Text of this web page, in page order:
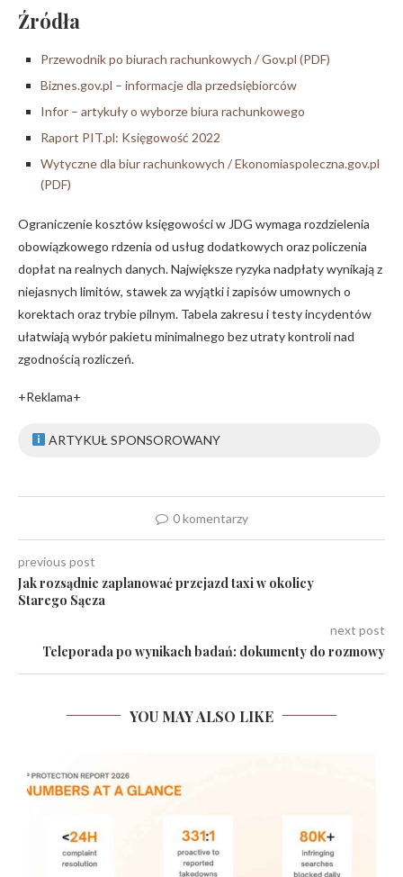
Źródła
Przewodnik po biurach rachunkowych / Gov.pl (PDF)
Biznes.gov.pl – informacje dla przedsiębiorców
Infor – artykuły o wyborze biura rachunkowego
Raport PIT.pl: Księgowość 2022
Wytyczne dla biur rachunkowych / Ekonomiaspoleczna.gov.pl
(PDF)
Ograniczenie kosztów księgowości w JDG wymaga rozdzielenia
obowiązkowego rdzenia od usług dodatkowych oraz policzenia
dopłat na realnych danych. Największe ryzyka nadpłaty wynikają z
niejasnych limitów, stawek za wyjątki i zapisów umownych o
korektach oraz trybie pilnym. Tabela zakresu i testy incydentów
ułatwiają wybór pakietu minimalnego bez utraty kontroli nad
zgodnością rozliczeń.
+Reklama+
ARTYKUŁ SPONSOROWANY
0 komentarzy
previous post
Jak rozsądnie zaplanować przejazd taxi w okolicy
Starego Sącza
next post
Teleporada po wynikach badań: dokumenty do rozmowy
YOU MAY ALSO LIKE